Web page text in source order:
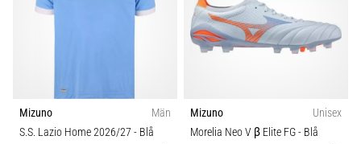
PUMA.
Var
Mizuno
Män
S.S. Lazio Home 2026/27 - Blå
Mizuno
Unisex
Morelia Neo V β Elite FG- Blå